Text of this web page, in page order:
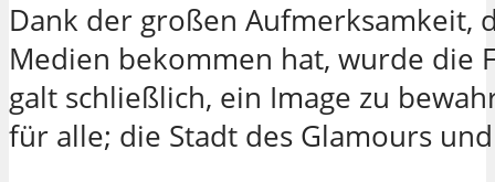
Dank der großen Aufmerksamkeit,
Medien bekommen hat, wurde die
galt schließlich, ein Image zu
für alle; die Stadt des Glamours